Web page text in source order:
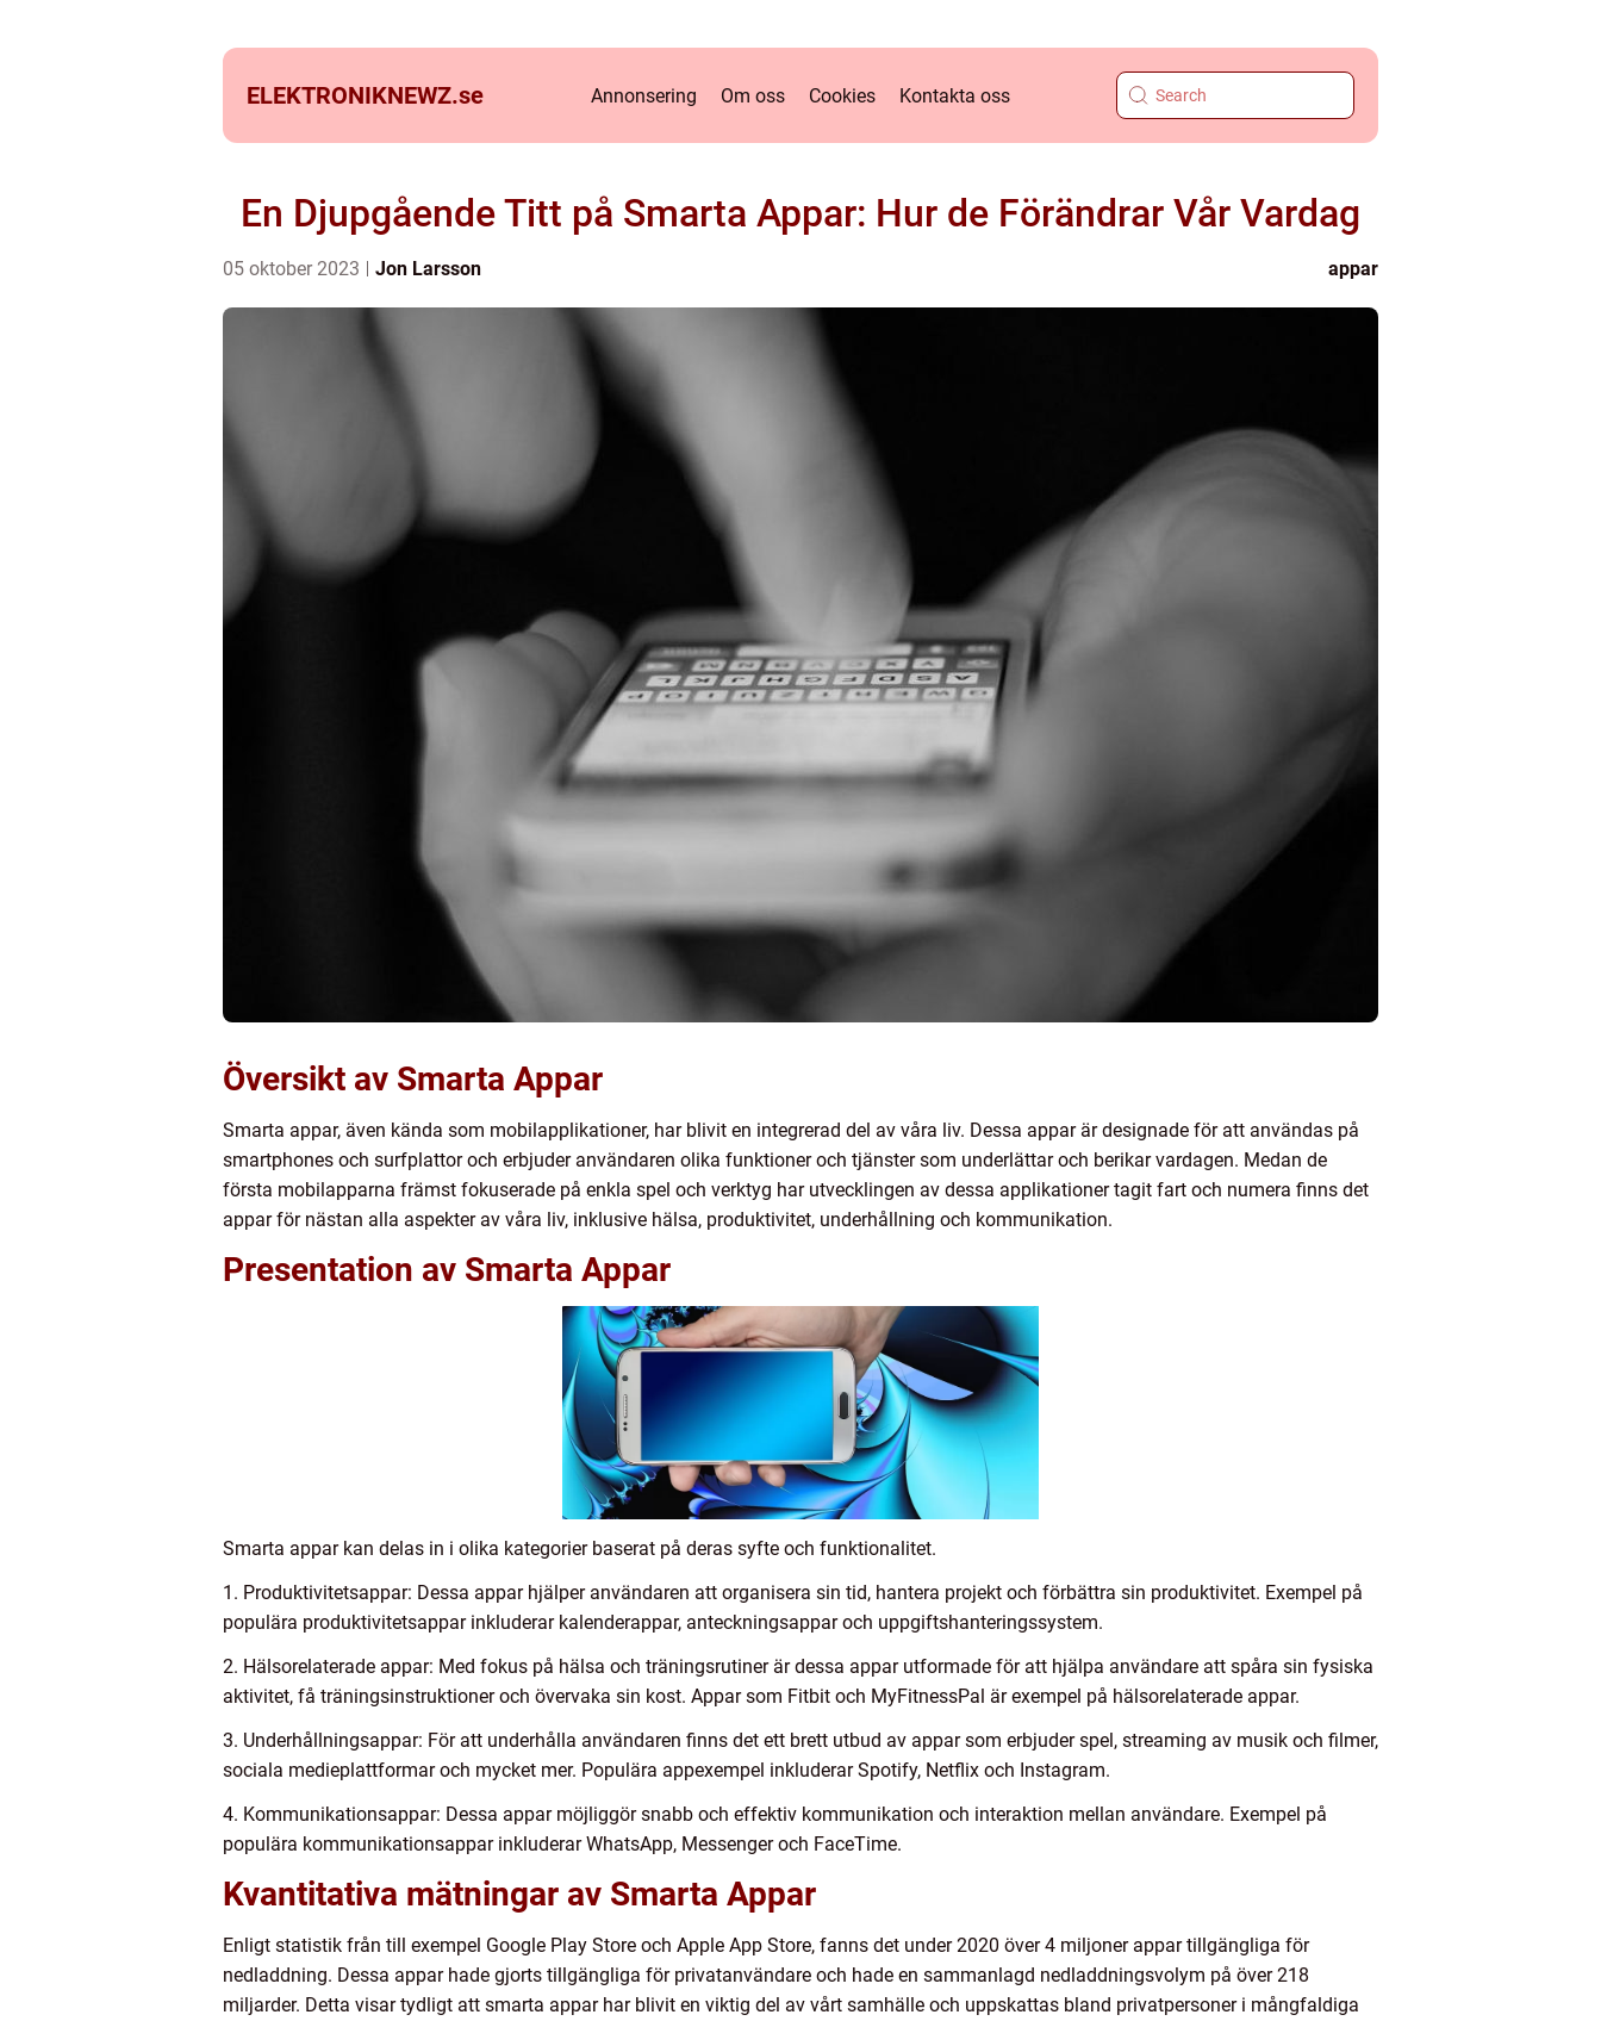
ELEKTRONIKNEWZ.se Annonsering Om oss Cookies Kontakta oss
En Djupgående Titt på Smarta Appar: Hur de Förändrar Vår Vardag
05 oktober 2023 Jon Larsson appar
Översikt av Smarta Appar
Smarta appar, även kända som mobilapplikationer, har blivit en integrerad del av våra liv. Dessa appar är designade för att användas på
smartphones och surfplattor och erbjuder användaren olika funktioner och tjänster som underlättar och berikar vardagen. Medan de
första mobilapparna främst fokuserade på enkla spel och verktyg har utvecklingen av dessa applikationer tagit fart och numera finns det
appar för nästan alla aspekter av våra liv, inklusive hälsa, produktivitet, underhållning och kommunikation.
Presentation av Smarta Appar
Smarta appar kan delas in i olika kategorier baserat på deras syfte och funktionalitet.
1. Produktivitetsappar: Dessa appar hjälper användaren att organisera sin tid, hantera projekt och förbättra sin produktivitet. Exempel på
populära produktivitetsappar inkluderar kalenderappar, anteckningsappar och uppgiftshanteringssystem.
2. Hälsorelaterade appar: Med fokus på hälsa och träningsrutiner är dessa appar utformade för att hjälpa användare att spåra sin fysiska
aktivitet, få träningsinstruktioner och övervaka sin kost. Appar som Fitbit och MyFitnessPal är exempel på hälsorelaterade appar.
3. Underhållningsappar: För att underhålla användaren finns det ett brett utbud av appar som erbjuder spel, streaming av musik och filmer,
sociala medieplattformar och mycket mer. Populära appexempel inkluderar Spotify, Netflix och Instagram.
4. Kommunikationsappar: Dessa appar möjliggör snabb och effektiv kommunikation och interaktion mellan användare. Exempel på
populära kommunikationsappar inkluderar WhatsApp, Messenger och FaceTime.
Kvantitativa mätningar av Smarta Appar
Enligt statistik från till exempel Google Play Store och Apple App Store, fanns det under 2020 över 4 miljoner appar tillgängliga för
nedladdning. Dessa appar hade gjorts tillgängliga för privatanvändare och hade en sammanlagd nedladdningsvolym på över 218
miljarder. Detta visar tydligt att smarta appar har blivit en viktig del av vårt samhälle och uppskattas bland privatpersoner i mångfaldiga